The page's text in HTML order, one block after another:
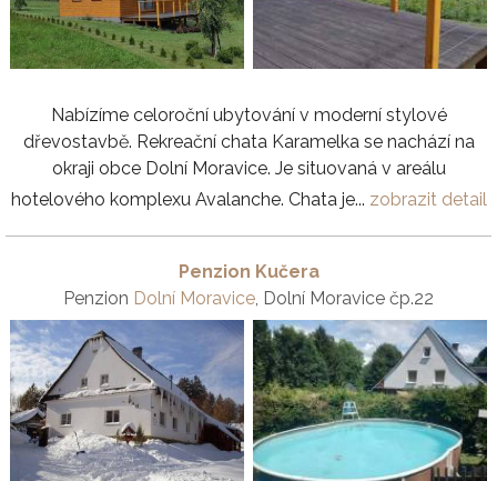
Nabízíme celoroční ubytování v moderní stylové
dřevostavbě. Rekreační chata Karamelka se nachází na
okraji obce Dolní Moravice. Je situovaná v areálu
hotelového komplexu Avalanche. Chata je... zobrazit detail
Penzion Kučera
Penzion Dolní Moravice , Dolní Moravice čp.22